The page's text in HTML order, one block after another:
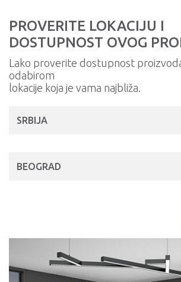
PROVERITE LOKACIJU I
DOSTUPNOST OVOG
Lako proverite dostupnost
odabirom
lokacije koja je vama najbliža.
SRBIJA
BEOGRAD